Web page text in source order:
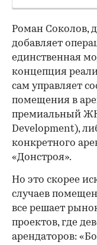
Роман Соколов,
добавляет
единственная
концепция
сам управляет
помещения в
премиальный
Development),
конкретного
«Донстроя».
Но это скорее
случаев
все решает
проектов, где
арендаторов: